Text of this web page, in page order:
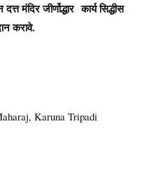
मंदिर जीर्णोद्धार कार्य सिद्धीस
करावे.
Karuna Tripadi